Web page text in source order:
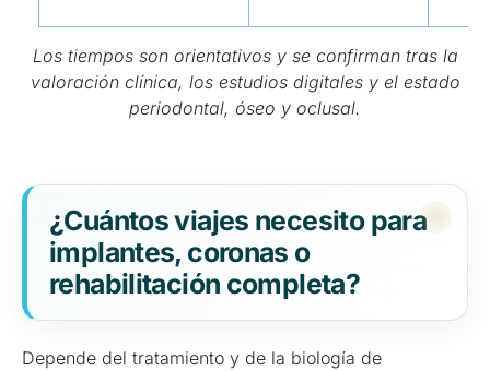
Los tiempos son orientativos y se confirman tras la
valoración clínica, los estudios digitales y el estado
periodontal, óseo y oclusal.
¿Cuántos viajes necesito para
implantes, coronas o
rehabilitación completa?
Depende del tratamiento y de la biología de